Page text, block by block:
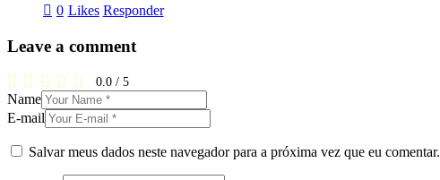
0 Likes Responder
Leave a comment
0.0 / 5
Name
E-mail
Salvar meus dados neste navegador para a próxima vez que eu comentar.